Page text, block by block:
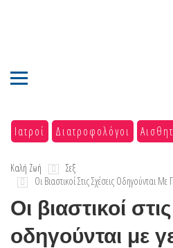
Ιατροί Διατροφολόγοι
Καλή Ζωή
Σεξ
Οι Βιαστικοί Στις Σχέσεις Οδηγούνται
Οι βιαστικοί
οδηγούνται με